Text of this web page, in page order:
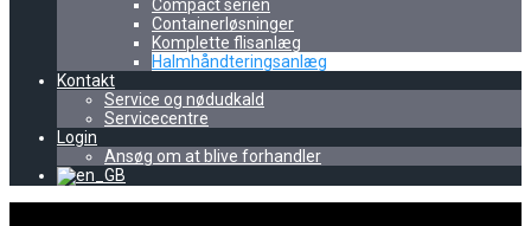
Compact serien
Containerløsninger
Komplette flisanlæg
Halmhåndteringsanlæg
Kontakt
Service og nødudkald
Servicecentre
Login
Ansøg om at blive forhandler